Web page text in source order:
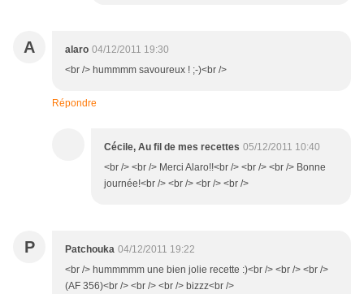
A alaro 04/12/2011 19:30
<br /> hummmm savoureux ! ;-)<br />
Répondre
Cécile, Au fil de mes recettes 05/12/2011 10:40
<br /> <br /> Merci Alaro!!<br /> <br /> <br /> Bonne
journée!<br /> <br /> <br /> <br />
P Patchouka 04/12/2011 19:22
<br /> hummmmm une bien jolie recette :)<br /> <br /> <br />
(AF 356)<br /> <br /> <br /> bizzz<br />